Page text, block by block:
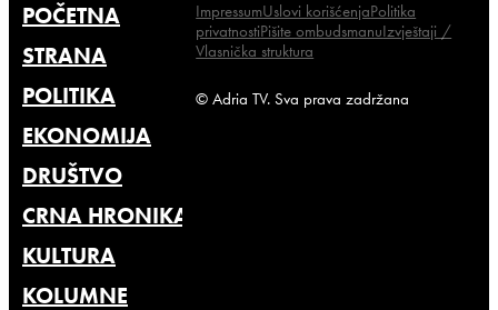
POČETNA
STRANA
POLITIKA
EKONOMIJA
DRUŠTVO
CRNA HRONIKA
KULTURA
KOLUMNE
ImpressumUslovi korišćenjaPolitika
privatnostiPišite ombudsmanuIzvještaji /
Vlasnička struktura
© Adria TV. Sva prava zadržana